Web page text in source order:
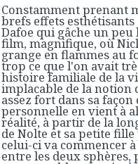
Constamment prenant
brefs effets
Dafoe qui gâche un
film, magnifique, où
grange en flammes au
trop ce que l'on avait
histoire familiale de la
implacable de la notion
assez fort dans sa
personnelle en vient à
réalité, à partir de la
de Nolte et sa petite
celui-ci va commencer
entre les deux